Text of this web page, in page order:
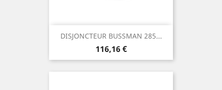
DISJONCTEUR BUSSMAN 285...
Prix
116,16 €